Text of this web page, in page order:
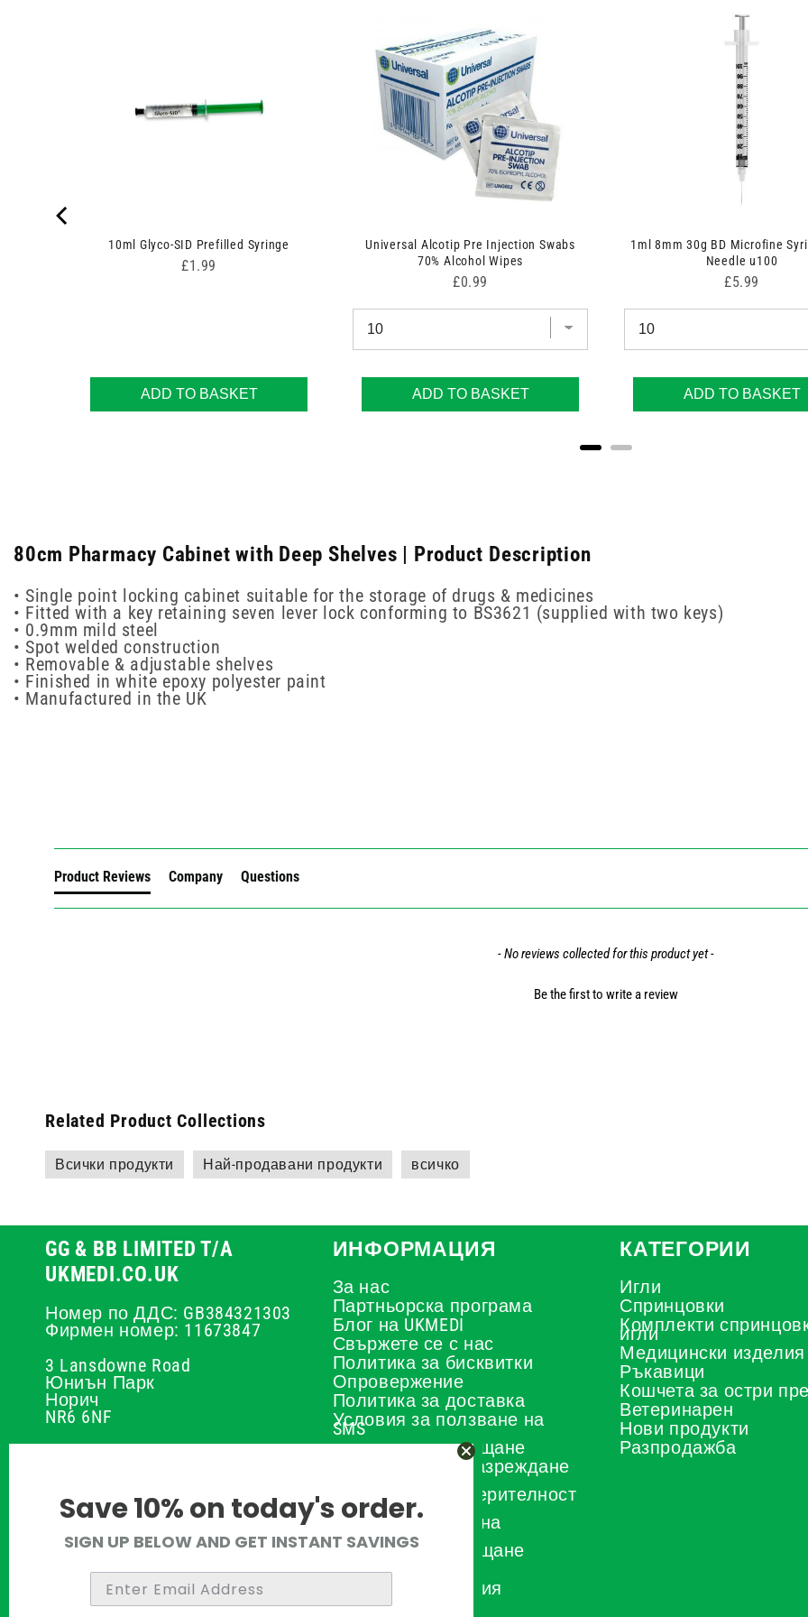
10ml Glyco-SID Prefilled Syringe
Price
£1.99
ADD TO BASKET
Universal Alcotip Pre Injection Swabs
70% Alcohol Wipes
Price
£0.99
ADD TO BASKET
1ml 8mm 30g BD Microfine
Needle u100
Price
£5.99
ADD TO BASKET
80cm Pharmacy Cabinet with Deep Shelves | Product Description
• Single point locking cabinet suitable for the storage of drugs & medicines
• Fitted with a key retaining seven lever lock conforming to BS3621 (supplied with two keys)
• 0.9mm mild steel
• Spot welded construction
• Removable & adjustable shelves
• Finished in white epoxy polyester paint
• Manufactured in the UK
Product Reviews Company Questions
- No reviews collected for this product yet -
Be the first to write a review
Related Product Collections
Всички продукти Най-продавани продукти всичко
GG & BB LIMITED T/A
UKMEDI.CO.UK
Номер по ДДС: GB384321303
Фирмен номер: 11673847
3 Lansdowne Road
Юниън Парк
Норич
NR6 6NF
Facebook
Instagram
Twitter
ИНФОРМАЦИЯ
За нас
Партньорска програма
Блог на UKMEDI
Свържете се с нас
Политика за бисквитки
Опровержение
Политика за доставка
Условия за ползване на
SMS
Политика на плащане
Калкулатор за разреждане
Политика за поверителност
Политика за
възстановяване на
средства
Политика за връщане
Отзиви
Правила и условия
КАТЕГОРИИ
Игли
Спринцовки
Комплекти
игли
Медицински изделия
Ръкавици
Кошчета за остри
Ветеринарен
Нови продукти
Разпродажба
Save 10% on today's order.
SIGN UP BELOW AND GET INSTANT SAVINGS